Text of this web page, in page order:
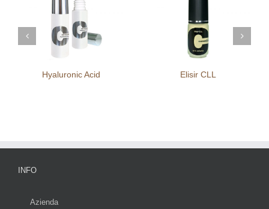
Hyaluronic Acid Elisir CLL
INFO
Azienda